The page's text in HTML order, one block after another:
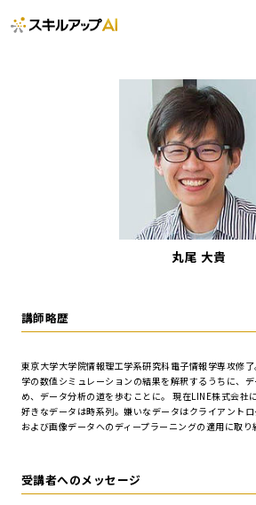
丸尾 大貴
講師略歴
東京大学大学院情報理工学系研究科電子情報学専攻修
学の数値シミュレーションの結果を解釈するうちに、
め、データ分析の道を歩むことに。 現在LINE株式会社
好きなデータは時系列。嫌いなデータはクライアント
および画像データへのディープラーニングの適用に取り
受講者へのメッセージ